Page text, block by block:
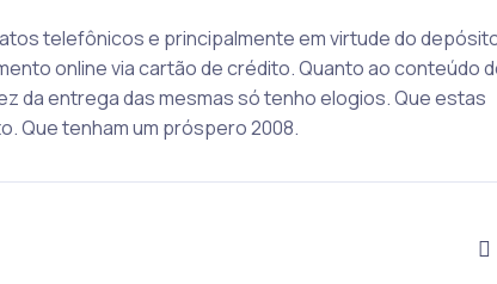
telefônicos e principalmente em virtude do
online via cartão de crédito. Quanto ao conteúdo
da entrega das mesmas só tenho elogios. Que estas
Que tenham um próspero 2008.